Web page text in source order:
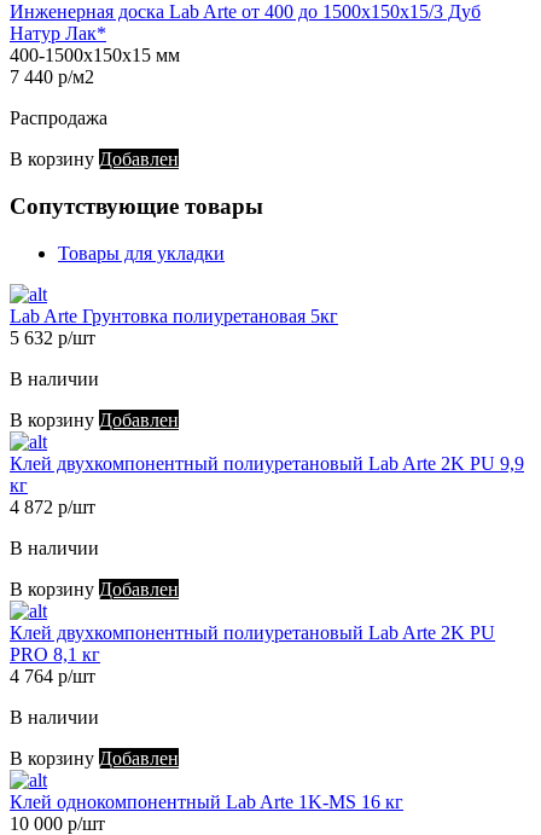
Инженерная доска Lab Arte от 400 до 1500х150х15/3 Дуб
Натур Лак*
400-1500х150х15 мм
7 440 р/м2
Распродажа
В корзину Добавлен
Сопутствующие товары
Товары для укладки
Lab Arte Грунтовка полиуретановая 5кг
5 632 р/шт
В наличии
В корзину Добавлен
Клей двухкомпонентный полиуретановый Lab Arte 2K PU 9,9
кг
4 872 р/шт
В наличии
В корзину Добавлен
Клей двухкомпонентный полиуретановый Lab Arte 2K PU
PRO 8,1 кг
4 764 р/шт
В наличии
В корзину Добавлен
Клей однокомпонентный Lab Arte 1K-MS 16 кг
10 000 р/шт